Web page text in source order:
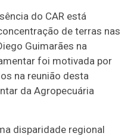
do CAR está
de terras nas
Guimarães na
foi motivada por
na reunião desta
da Agropecuária
disparidade regional